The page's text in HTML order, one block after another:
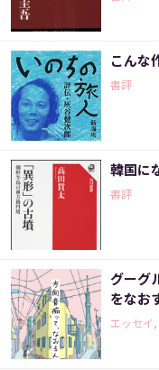
こんな
書評
韓国に
書評
グーグ
をなお
エッセイ